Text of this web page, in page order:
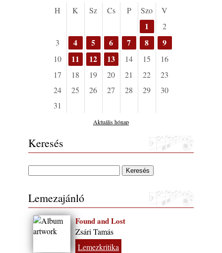
muzsikusok – 109. rész: (Dr.) Borissza Géza
Exkluzív interjú Bóna Lászlóval
2026. augusztus 01.
2026-os jazzfesztiválok, amelyekről én is
tudok… 18. rész: Zempléni Fesztivál
(Sátoraljaújhely – 2026. augusztus 13-23.)
2026. augusztus 01.
Jazz-rock albumok 1986-ból - John Scofield
2026. augusztus 01.
Ma 40 éves Gyarmati Gábor és 54 éves
Florian Ross
2026. augusztus 01.
Vér, tornádó és jazz – megjelent a Daveform
lemezének új előfutára, a Sharknado
2026. július 31.
A Grencsoport Lewis Jordan-nel a
Meseházban
2026. július 31.
H K Sz Cs P Szo V
1
2
3
4 5 6 7 8 9
10 11 12 13 14 15
16
17
18 19 20 21 22
23
24
25 26 27 28 29
30
31
Aktuális hónap
Keresés
Lemezajánló
Found and Lost
Zsári Tamás
Lemezkritika